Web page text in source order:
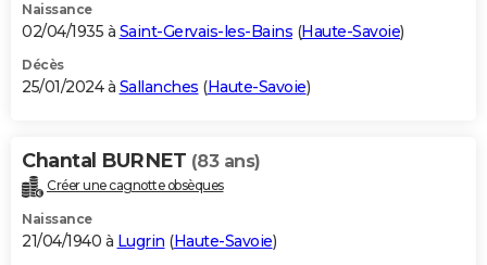
Naissance
02/04/1935 à Saint-Gervais-les-Bains (Haute-Savoie)
Décès
25/01/2024 à Sallanches (Haute-Savoie)
Chantal BURNET (83 ans)
Créer une cagnotte obsèques
Naissance
21/04/1940 à Lugrin (Haute-Savoie)